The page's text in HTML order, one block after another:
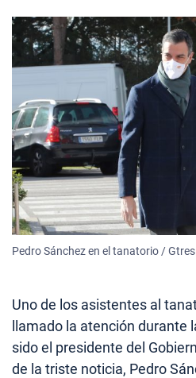
Pedro Sánchez en el tanatorio / Gtres
Uno de los asistentes al
llamado la atención durante
sido el presidente del
de la triste noticia, Pedro